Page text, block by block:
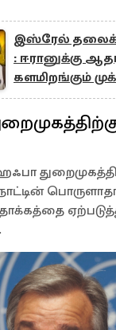
இஸ்ரேல் தலைக்கு
: ஈரானுக்கு
களமிறங்கும்
தாக்கத்தை